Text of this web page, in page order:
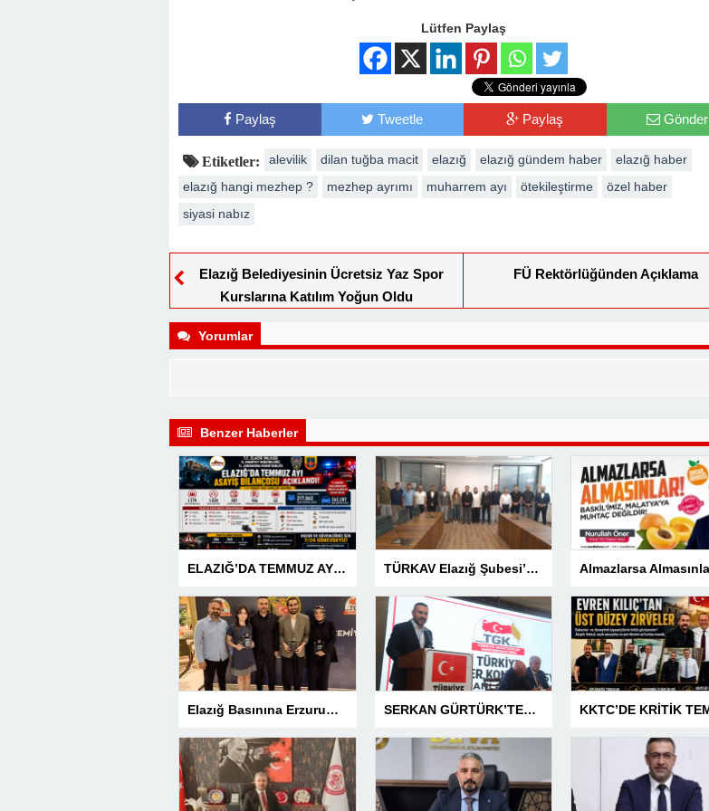
Lütfen Paylaş
Paylaş Tweetle Paylaş Gönder
Etiketler: alevilik dilan tuğba macit elazığ elazığ gündem haber
elazığ haber
elazığ hangi mezhep ?
mezhep ayrımı muharrem ayı ötekileştirme
özel haber
siyasi nabız
Elazığ Belediyesinin Ücretsiz Yaz Spor
Kurslarına Katılım Yoğun Oldu
FÜ Rektörlüğünden Açıklama
Yorumlar
Benzer Haberler
ELAZIĞ’DA TEMMUZ AYI ASAYİŞ BİLANÇOSU AÇIKLANDI: 1 AYDA 1.032 ŞAHIS YAKALANDI, 207 TUTUKLAMA TÜRKAV Elazığ Şubesi’nden güçlü başlangıç: Kamuda liyakatin en gür sesi olacağız
Elazığ Basınına Erzurum’da 3 Ödül SERKAN GÜRTÜRK’TEN BASIN MESLEK YASASI VURGUSU!